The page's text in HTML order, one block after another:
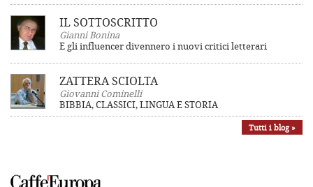
IL SOTTOSCRITTO
Gianni Bonina
E gli influencer divennero i nuovi critici letterari
ZATTERA SCIOLTA
Giovanni Cominelli
BIBBIA, CLASSICI, LINGUA E STORIA
Tutti i blog »